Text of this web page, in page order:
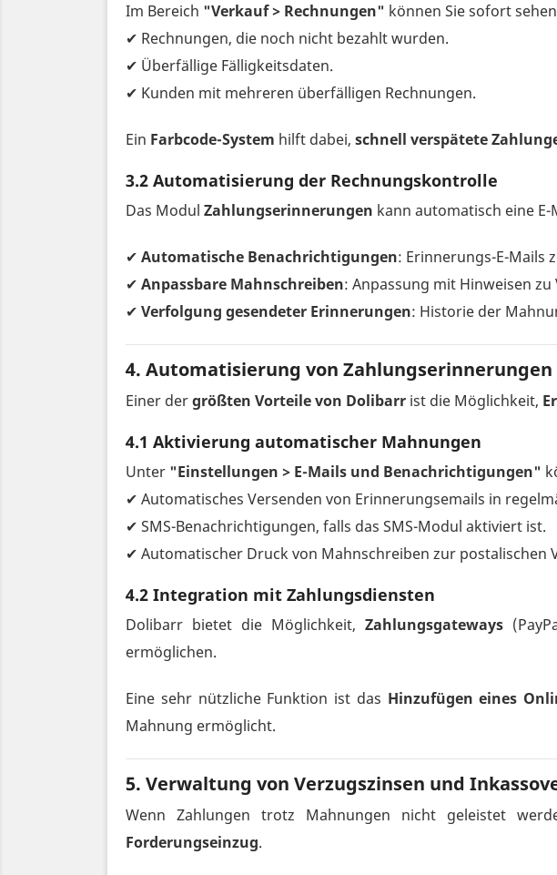
Im Bereich "Verkauf > Rechnungen" können Sie sofort
✔ Rechnungen, die noch nicht bezahlt wurden.
✔ Überfällige Fälligkeitsdaten.
✔ Kunden mit mehreren überfälligen Rechnungen.
Ein Farbcode-System hilft dabei, schnell verspätete
3.2 Automatisierung der Rechnungskontrolle
Das Modul Zahlungserinnerungen kann automatisch eine
✔ Automatische Benachrichtigungen: Erinnerungs-E-Mails
✔ Anpassbare Mahnschreiben: Anpassung mit Hinweisen zu
✔ Verfolgung gesendeter Erinnerungen: Historie der
4. Automatisierung von
Einer dergrößten Vorteile von Dolibarr ist die Möglichkeit,
4.1 Aktivierung automatischer Mahnungen
Unter "Einstellungen > E-Mails und Benachrichtigungen"
✔ Automatisches Versenden von Erinnerungsemails in
✔ SMS-Benachrichtigungen, falls das SMS-Modul aktiviert ist.
✔ Automatischer Druck von Mahnschreiben zur postalischen
4.2 Integration mit Zahlungsdiensten
Dolibarr bietet die Möglichkeit,Zahlungsgateways
ermöglichen.
Eine sehr nützliche Funktion ist das Hinzufügen eines
Mahnung ermöglicht.
5. Verwaltung von Verzugszinsen und
Wenn Zahlungen trotz Mahnungen nicht geleistet
Forderungseinzug.